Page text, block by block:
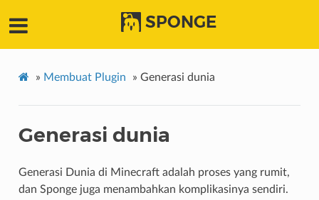
SPONGE
» Membuat Plugin » Generasi dunia
Generasi dunia
Generasi Dunia di Minecraft adalah proses yang rumit,
dan Sponge juga menambahkan komplikasinya sendiri.